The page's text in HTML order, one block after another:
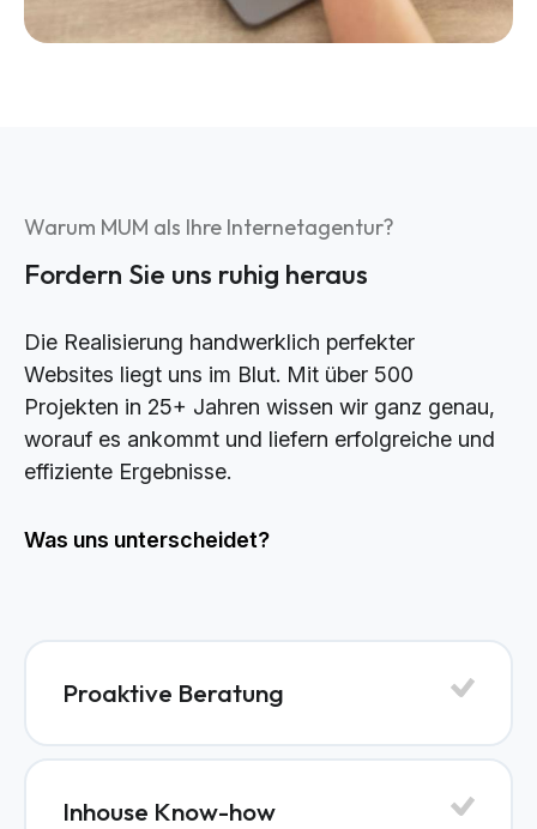
Warum MUM als Ihre Internetagentur?
Fordern Sie uns ruhig heraus
Die Realisierung handwerklich perfekter
Websites liegt uns im Blut. Mit über 500
Projekten in 25+ Jahren wissen wir ganz genau,
worauf es ankommt und liefern erfolgreiche und
effiziente Ergebnisse.
Was uns unterscheidet?
Proaktive Beratung
Inhouse Know-how